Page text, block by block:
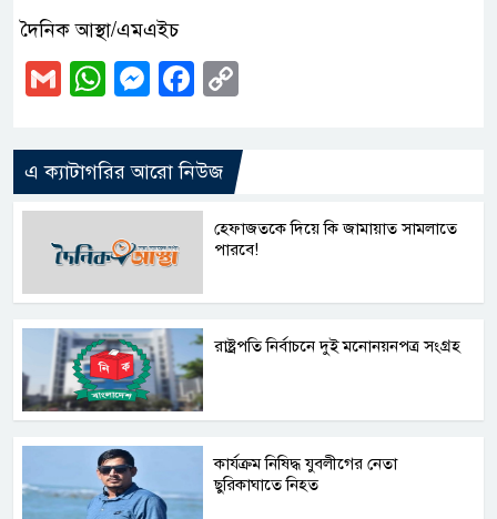
দৈনিক আস্থা/এমএইচ
GmailWhatsApp
Messenger
Facebook
এ ক্যাটাগরির আরো নিউজ
হেফাজতকে দিয়ে কি জামায়াত সামলাতে
পারবে!
রাষ্ট্রপতি নির্বাচনে দুই মনোনয়নপত্র সংগ্রহ
কার্যক্রম নিষিদ্ধ যুবলীগের নেতা
ছুরিকাঘাতে নিহত